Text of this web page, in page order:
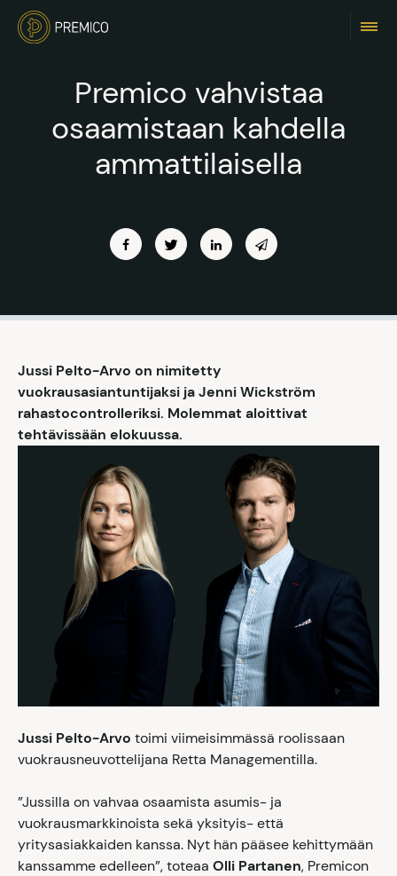
Premico vahvistaa
osaamistaan kahdella
ammattilaisella
Jussi Pelto-Arvo on nimitetty
vuokrausasiantuntijaksi ja Jenni Wickström
rahastocontrolleriksi. Molemmat aloittivat
tehtävissään elokuussa.
Jussi Pelto-Arvo toimi viimeisimmässä roolissaan
vuokrausneuvottelijana Retta Managementilla.
”Jussilla on vahvaa osaamista asumis- ja
vuokrausmarkkinoista sekä yksityis- että
yritysasiakkaiden kanssa. Nyt hän pääsee kehittymään
kanssamme edelleen”, toteaa Olli Partanen, Premicon